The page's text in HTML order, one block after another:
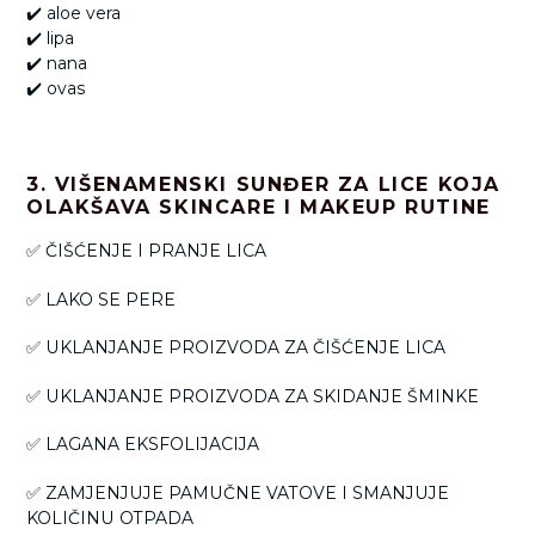
✔️ aloe vera
✔️ lipa
✔️ nana
✔️ ovas
3. VIŠENAMENSKI SUNĐER ZA LICE KOJA
OLAKŠAVA SKINCARE I MAKEUP RUTINE
✅ ČIŠĆENJE I PRANJE LICA
✅ LAKO SE PERE
✅ UKLANJANJE PROIZVODA ZA ČIŠĆENJE LICA
✅ UKLANJANJE PROIZVODA ZA SKIDANJE ŠMINKE
✅ LAGANA EKSFOLIJACIJA
✅ ZAMJENJUJE PAMUČNE VATOVE I SMANJUJE
KOLIČINU OTPADA